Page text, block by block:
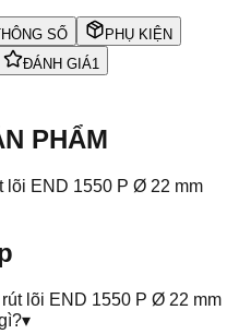
SỐ
PHỤ KIỆN
ĐÁNH GIÁ1
PHẨM
lõi END 1550 P Ø 22 mm
lõi END 1550 P Ø 22 mm
▾